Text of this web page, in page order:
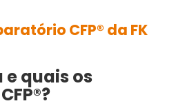
CFP® da FK
quais os